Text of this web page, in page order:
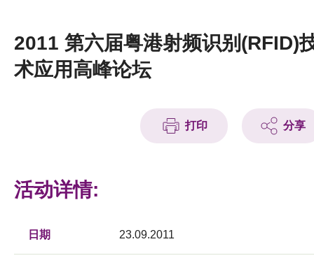
新闻中心
2011 第六届粤港射频识别(RFID)
术应用高峰论坛
打印 分享
活动详情:
日期 23.09.2011